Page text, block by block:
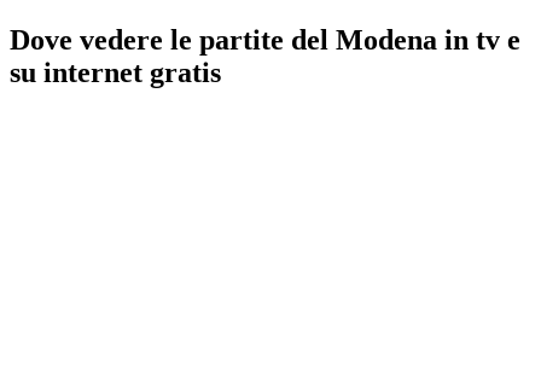
Dove vedere le partite del Modena in tv e
su internet gratis